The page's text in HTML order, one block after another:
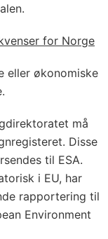
for Norge
eller økonomiske
må
Disse
til ESA.
i EU, har
rapportering til
Environment